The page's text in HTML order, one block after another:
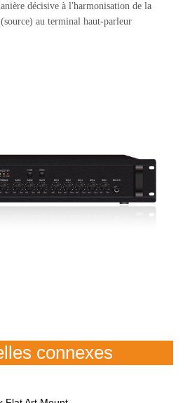
décisive à l'harmonisation de la
au terminal haut-parleur
connexes